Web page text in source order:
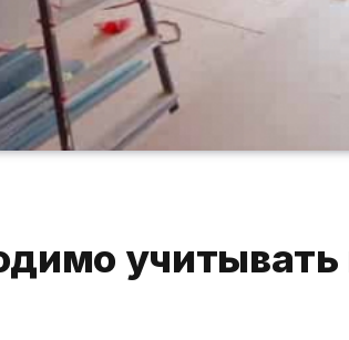
учитывать